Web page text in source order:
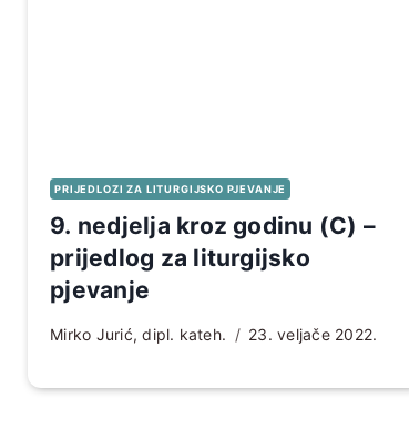
PRIJEDLOZI ZA LITURGIJSKO PJEVANJE
9. nedjelja kroz godinu (C) –
prijedlog za liturgijsko
pjevanje
Mirko Jurić, dipl. kateh. 23. veljače 2022.